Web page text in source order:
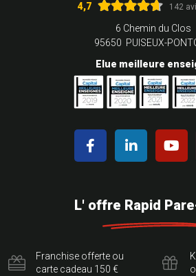
4,7 142
6 Chemin du Clos
95650 PUISEUX-
Elue meilleure
L' offre Rapid
Franchise offerte ou
carte cadeau 150 €